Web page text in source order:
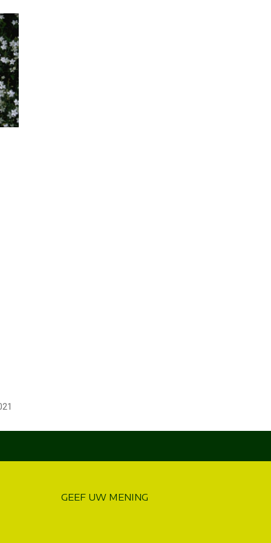
GEEF UW MENING